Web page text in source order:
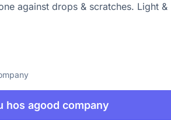
against drops & scratches. Light &
hos agood company